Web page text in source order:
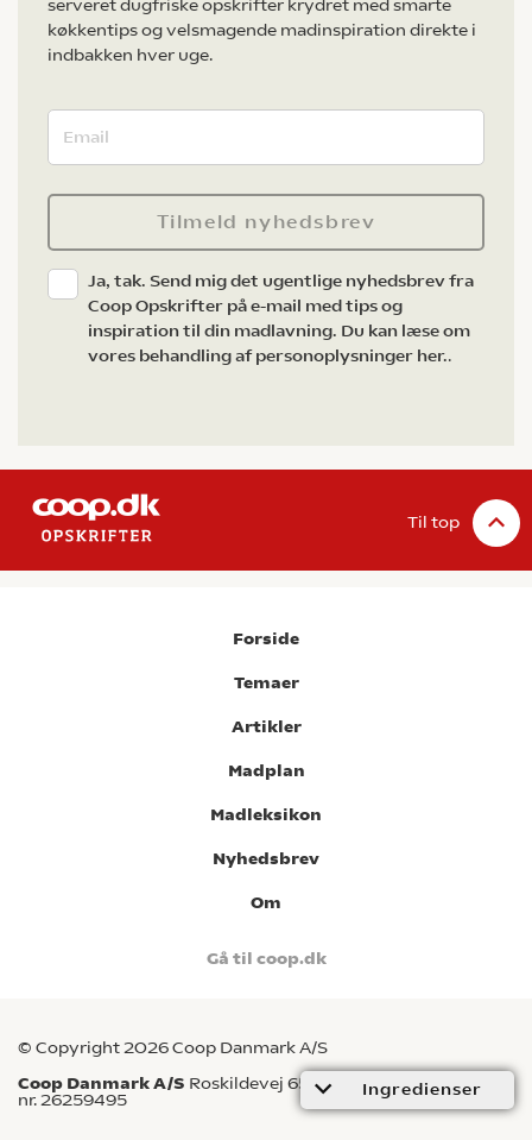
Ingredienser
serveret dugfriske opskrifter krydret med smarte
køkkentips og velsmagende madinspiration direkte i
indbakken hver uge.
Tilmeld nyhedsbrev
Ja, tak. Send mig det ugentlige nyhedsbrev fra
Coop Opskrifter på e-mail med tips og
inspiration til din madlavning. Du kan læse om
vores behandling af personoplysninger her..
Til top
Forside
Temaer
Artikler
Madplan
Madleksikon
Nyhedsbrev
Om
Gå til coop.dk
© Copyright 2026 Coop Danmark A/S
Coop Danmark A/S Roskildevej 65, 2620 Albertslund CVR-
nr. 26259495